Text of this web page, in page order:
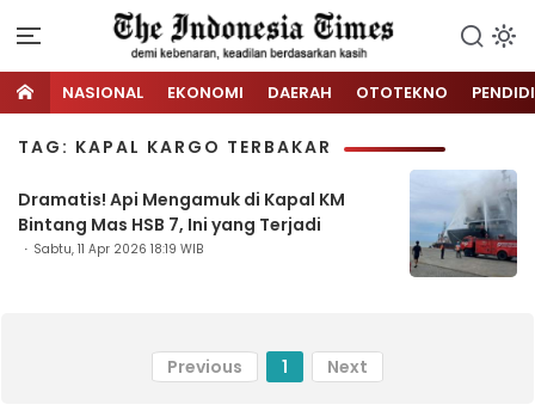
NASIONAL EKONOMI DAERAH OTOTEKNO
TAG: KAPAL KARGO TERBAKAR
Dramatis! Api Mengamuk di Kapal KM
Bintang Mas HSB 7, Ini yang Terjadi
Sabtu, 11 Apr 2026 18:19 WIB
Previous 1 Next